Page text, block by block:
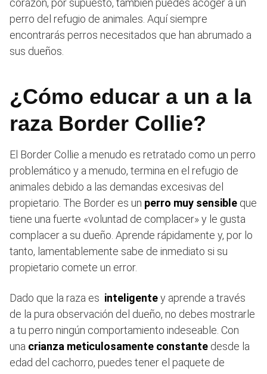
corazón, por supuesto, también puedes acoger a un
perro del refugio de animales. Aquí siempre
encontrarás perros necesitados que han abrumado a
sus dueños.
¿Cómo educar a un a la
raza Border Collie?
El Border Collie a menudo es retratado como un perro
problemático y a menudo, termina en el refugio de
animales debido a las demandas excesivas del
propietario. The Border es un perro muy sensible que
tiene una fuerte «voluntad de complacer» y le gusta
complacer a su dueño. Aprende rápidamente y, por lo
tanto, lamentablemente sabe de inmediato si su
propietario comete un error.
Dado que la raza es inteligentey aprende a través
de la pura observación del dueño, no debes mostrarle
a tu perro ningún comportamiento indeseable. Con
una crianza meticulosamente constante desde la
edad del cachorro, puedes tener el paquete de